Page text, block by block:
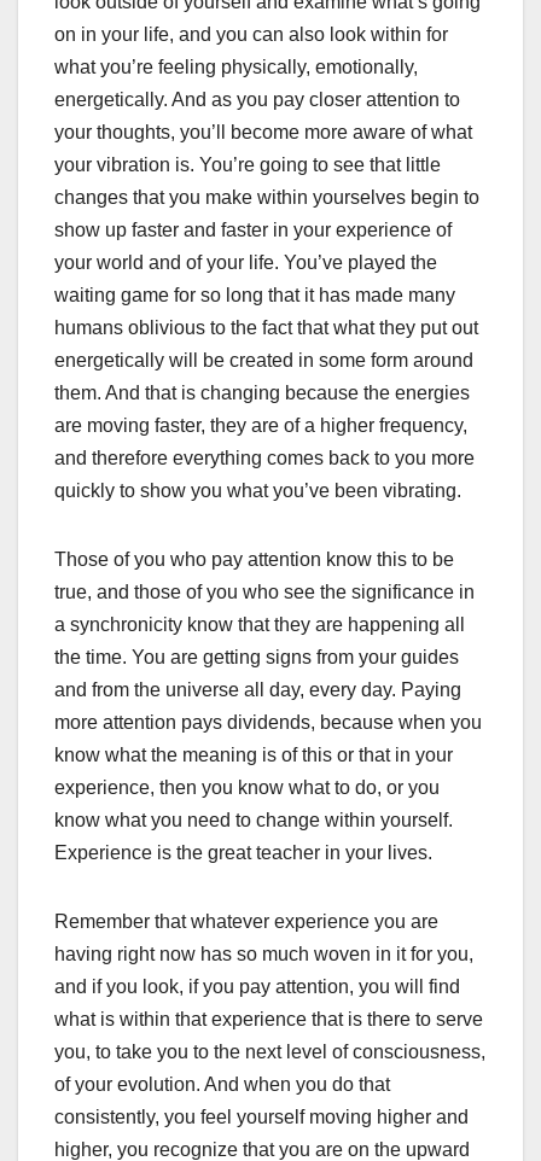
on in your life, and you can also look within for
what you’re feeling physically, emotionally,
energetically. And as you pay closer attention to
your thoughts, you’ll become more aware of what
your vibration is. You’re going to see that little
changes that you make within yourselves begin to
show up faster and faster in your experience of
your world and of your life. You’ve played the
waiting game for so long that it has made many
humans oblivious to the fact that what they put out
energetically will be created in some form around
them. And that is changing because the energies
are moving faster, they are of a higher frequency,
and therefore everything comes back to you more
quickly to show you what you’ve been vibrating.
Those of you who pay attention know this to be
true, and those of you who see the significance in
a synchronicity know that they are happening all
the time. You are getting signs from your guides
and from the universe all day, every day. Paying
more attention pays dividends, because when you
know what the meaning is of this or that in your
experience, then you know what to do, or you
know what you need to change within yourself.
Experience is the great teacher in your lives.
Remember that whatever experience you are
having right now has so much woven in it for you,
and if you look, if you pay attention, you will find
what is within that experience that is there to serve
you, to take you to the next level of consciousness,
of your evolution. And when you do that
consistently, you feel yourself moving higher and
higher, you recognize that you are on the upward